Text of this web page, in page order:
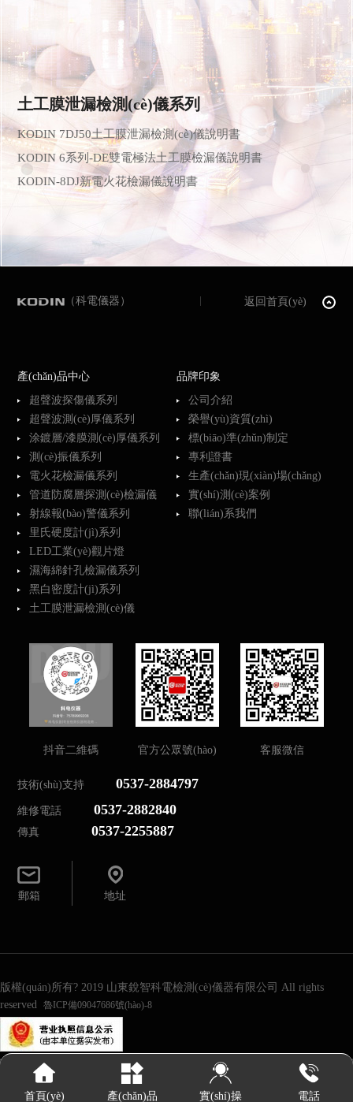
土工膜泄漏檢測(cè)儀系列
KODIN 7DJ50土工膜泄漏檢測(cè)儀說明書
KODIN 6系列-DE雙電極法土工膜檢漏儀說明書
KODIN-8DJ新電火花檢漏儀說明書
（科電儀器） 返回首頁(yè)
產(chǎn)品中心
超聲波探傷儀系列
超聲波測(cè)厚儀系列
涂鍍層/漆膜測(cè)厚儀系列
測(cè)振儀系列
電火花檢漏儀系列
管道防腐層探測(cè)檢漏儀
射線報(bào)警儀系列
里氏硬度計(jì)系列
LED工業(yè)觀片燈
濕海綿針孔檢漏儀系列
黑白密度計(jì)系列
土工膜泄漏檢測(cè)儀
品牌印象
公司介紹
榮譽(yù)資質(zhì)
標(biāo)準(zhǔn)制定
專利證書
生產(chǎn)現(xiàn)場(chǎng)
實(shí)測(cè)案例
聯(lián)系我們
抖音二維碼 官方公眾號(hào) 客服微信
技術(shù)支持 0537-2884797
維修電話 0537-2882840
傳真 0537-2255887
郵箱 地址
版權(quán)所有? 2019 山東銳智科電檢測(cè)儀器有限公司 All rights
reserved 魯ICP備09047686號(hào)-8
首頁(yè) 產(chǎn)品 實(shí)操 電話